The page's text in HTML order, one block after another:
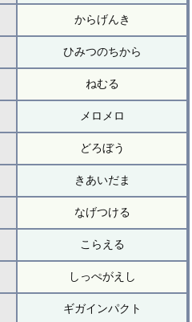
からげんき
ひみつのちから
ねむる
メロメロ
どろぼう
きあいだま
なげつける
こらえる
しっぺがえし
ギガインパクト